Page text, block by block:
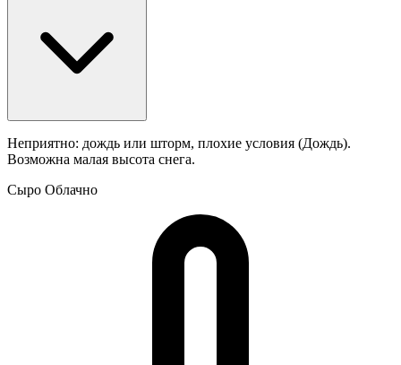
Неприятно: дождь или шторм, плохие условия (Дождь).
Возможна малая высота снега.
Сыро Облачно